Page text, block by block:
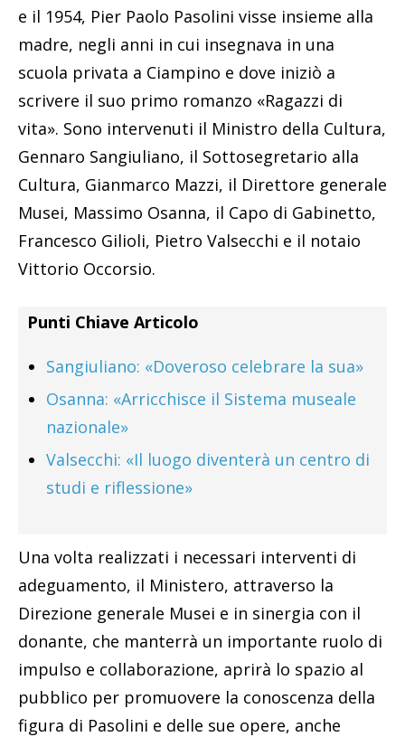
e il 1954, Pier Paolo Pasolini visse insieme alla
madre, negli anni in cui insegnava in una
scuola privata a Ciampino e dove iniziò a
scrivere il suo primo romanzo «Ragazzi di
vita». Sono intervenuti il Ministro della Cultura,
Gennaro Sangiuliano, il Sottosegretario alla
Cultura, Gianmarco Mazzi, il Direttore generale
Musei, Massimo Osanna, il Capo di Gabinetto,
Francesco Gilioli, Pietro Valsecchi e il notaio
Vittorio Occorsio.
Punti Chiave Articolo
Sangiuliano: «Doveroso celebrare la sua»
Osanna: «Arricchisce il Sistema museale
nazionale»
Valsecchi: «Il luogo diventerà un centro di
studi e riflessione»
Una volta realizzati i necessari interventi di
adeguamento, il Ministero, attraverso la
Direzione generale Musei e in sinergia con il
donante, che manterrà un importante ruolo di
impulso e collaborazione, aprirà lo spazio al
pubblico per promuovere la conoscenza della
figura di Pasolini e delle sue opere, anche